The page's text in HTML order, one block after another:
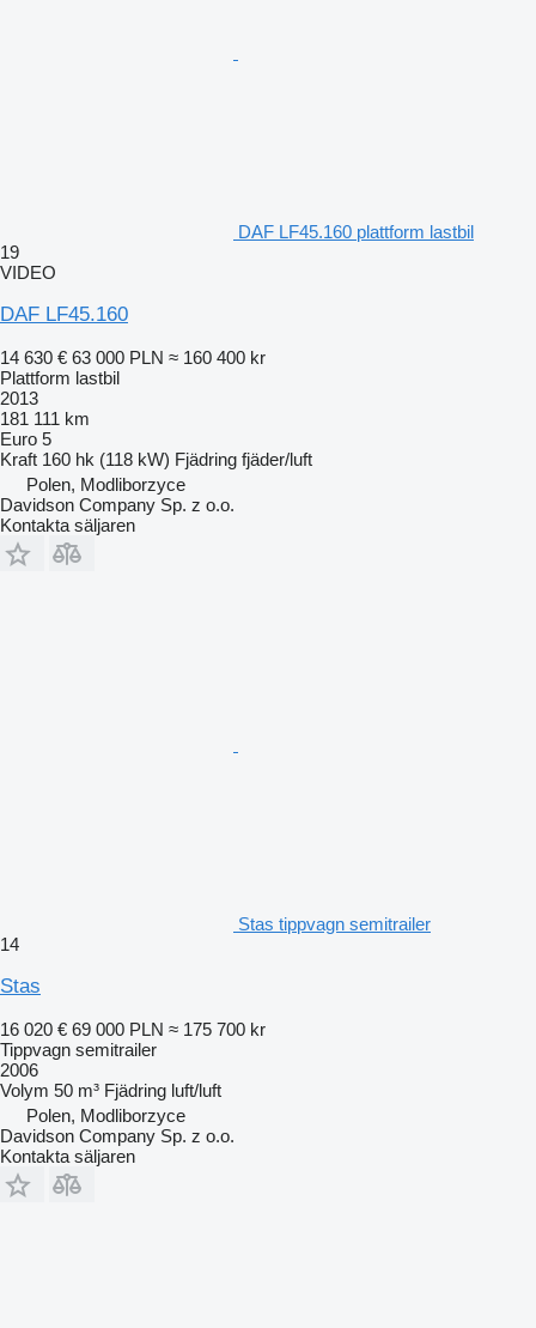
DAF LF45.160 plattform lastbil
19
VIDEO
DAF LF45.160
14 630 € 63 000 PLN ≈ 160 400 kr
Plattform lastbil
2013
181 111 km
Euro 5
Kraft 160 hk (118 kW) Fjädring fjäder/luft
Polen, Modliborzyce
Davidson Company Sp. z o.o.
Kontakta säljaren
Stas tippvagn semitrailer
14
Stas
16 020 € 69 000 PLN ≈ 175 700 kr
Tippvagn semitrailer
2006
Volym 50 m³ Fjädring luft/luft
Polen, Modliborzyce
Davidson Company Sp. z o.o.
Kontakta säljaren